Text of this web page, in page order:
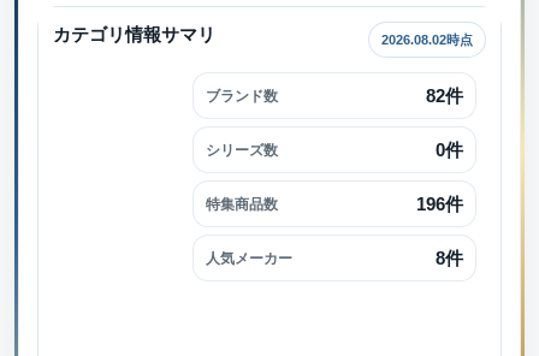
カテゴリ情報サマリ 2026.08.02時点
ブランド数 82件
シリーズ数 0件
特集商品数 196件
人気メーカー 8件